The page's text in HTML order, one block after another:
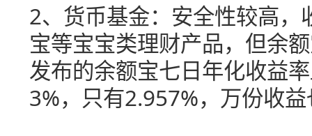
2、货币基金：安全性较高
宝等宝宝类理财产品，但余
发布的余额宝七日年化收益
3%，只有2.957%，万份收